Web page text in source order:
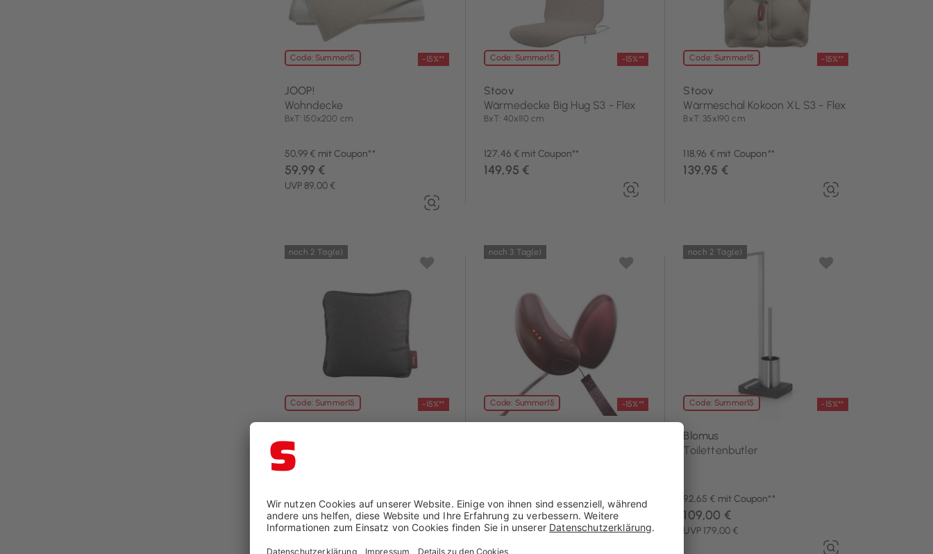
Code: Summer15 -15%**
JOOP!
Wohndecke
BxT: 150x200 cm
50,99 € mit Coupon**
UVP 89,00 €
59,99 €
Code: Summer15 -15%**
Stoov
Wärmedecke Big Hug S3 - Flex
BxT: 40x110 cm
127,46 € mit Coupon**
149,95 €
Code: Summer15 -15%**
Stoov
Wärmeschal Kokoon XL S3 - Flex
BxT: 35x190 cm
118,96 € mit Coupon**
139,95 €
Code: Summer15 -15%**
noch 2 Tag(e)
Wärmekissen Ploov S3 - Flex
BxT: 45x45 cm
84,96 € mit Coupon**
99,95 €
Code: Summer15 -15%**
noch 3 Tag(e)
50,96 € mit Coupon**
59,95 €
Code: Summer15 -15%**
noch 2 Tag(e)
Blomus
Toilettenbutler
92,65 € mit Coupon**
UVP 179,00 €
109,00 €